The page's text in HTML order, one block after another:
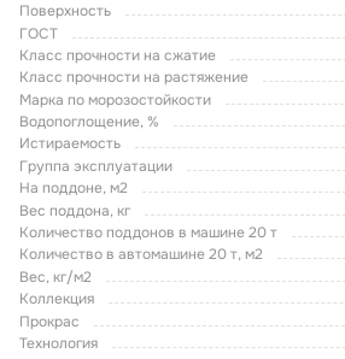
Поверхность
ГОСТ
Класс прочности на сжатие
Класс прочности на растяжение
Марка по морозостойкости
Водопоглощение, %
Истираемость
Группа эксплуатации
На поддоне, м2
Вес поддона, кг
Количество поддонов в машине 20 т
Количество в автомашине 20 т, м2
Вес, кг/м2
Коллекция
Прокрас
Технология